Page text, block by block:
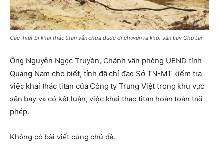
Các thiết bị khai thác titan vẫn chưa được di chuyển ra khỏi sân bay Chu Lai
Ông Nguyễn Ngọc Truyền, Chánh văn phòng UBND tỉnh
Quảng Nam cho biết, tỉnh đã chỉ đạo Sở TN-MT kiểm tra
việc khai thác titan của Công ty Trung Việt trong khu vực
sân bay và có kết luận, việc khai thác titan hoàn toàn trái
phép.
Không có bài viết cùng chủ đề.